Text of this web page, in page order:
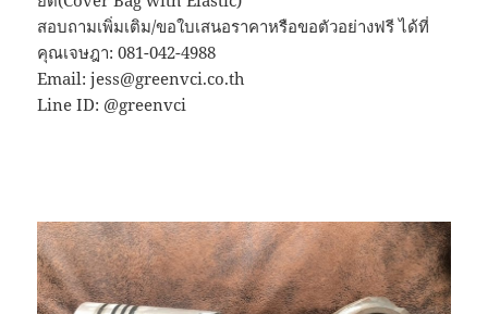
สอบถามเพิ่มเติม/ขอใบเสนอราคาหรือขอตัวอย่างฟรี ได้ที่
คุณเจษฎา: 081-042-4988
Email: jess@greenvci.co.th
Line ID: @greenvci